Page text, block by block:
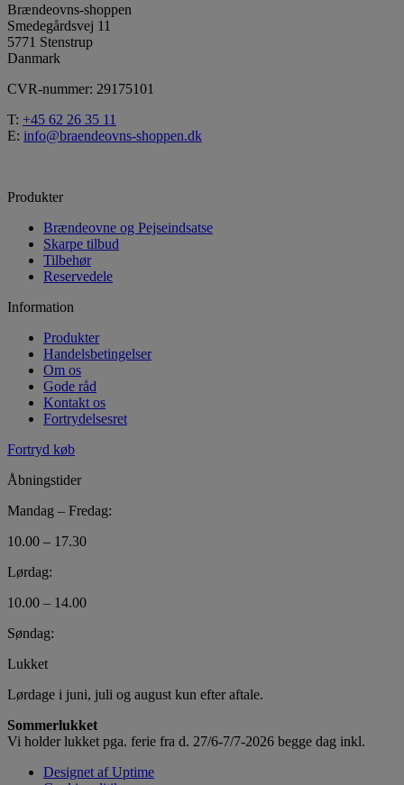
Brændeovns-shoppen
Smedegårdsvej 11
5771 Stenstrup
Danmark
CVR-nummer: 29175101
T: +45 62 26 35 11
E: info@braendeovns-shoppen.dk
Produkter
Brændeovne og Pejseindsatse
Skarpe tilbud
Tilbehør
Reservedele
Information
Produkter
Handelsbetingelser
Om os
Gode råd
Kontakt os
Fortrydelsesret
Fortryd køb
Åbningstider
Mandag – Fredag:
10.00 – 17.30
Lørdag:
10.00 – 14.00
Søndag:
Lukket
Lørdage i juni, juli og august kun efter aftale.
Sommerlukket
Vi holder lukket pga. ferie fra d. 27/6-7/7-2026 begge dag inkl.
Designet af Uptime